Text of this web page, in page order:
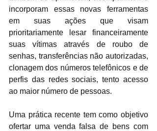
incorporam essas novas ferramentas
em suas ações que visam
prioritariamente lesar financeiramente
suas vítimas através de roubo de
senhas, transferências não autorizadas,
clonagem dos números telefônicos e de
perfis das redes sociais, tento acesso
ao maior número de pessoas.
Uma prática recente tem como objetivo
ofertar uma venda falsa de bens com